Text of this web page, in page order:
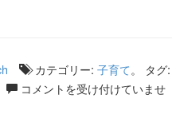
カテゴリー: 子育て。 タグ:
コメントを受け付けていませ